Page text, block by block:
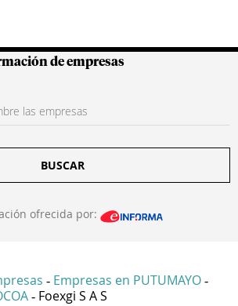
Colombianas
de empresas
BUSCAR
ofrecida por:
- Empresas en PUTUMAYO -
- Foexgi S A S